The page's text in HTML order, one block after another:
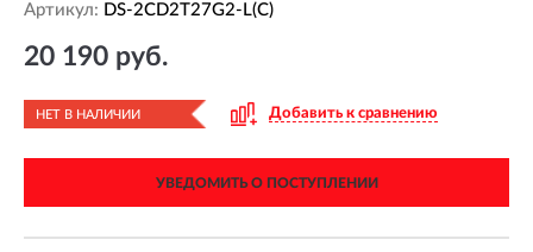
Артикул: DS-2CD2T27G2-L(C)
20 190 руб.
НЕТ В НАЛИЧИИ Добавить к сравнению
УВЕДОМИТЬ О ПОСТУПЛЕНИИ